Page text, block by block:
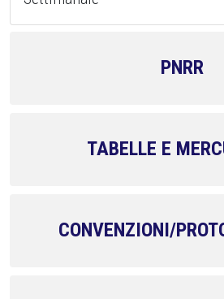
PNRR
TABELLE E
CONVENZIONI/